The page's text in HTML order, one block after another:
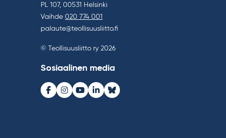
PL 107, 00531 Helsinki
Vaihde 020 774 001
palaute@teollisuusliitto.fi
© Teollisuusliitto ry 2026
Sosiaalinen media
Facebook
Instagram
Youtube
LinkedInBluesky